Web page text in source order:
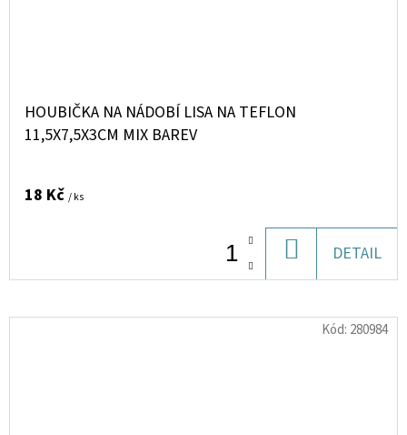
HOUBIČKA NA NÁDOBÍ LISA NA TEFLON
11,5X7,5X3CM MIX BAREV
18 Kč / ks
KOŠÍKU
DETAIL
Kód: 280984